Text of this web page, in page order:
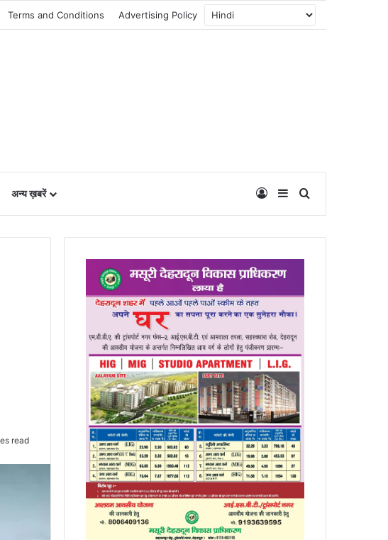
Terms and Conditions Advertising Policy
अन्य ख़बरें Log InSidebar
read